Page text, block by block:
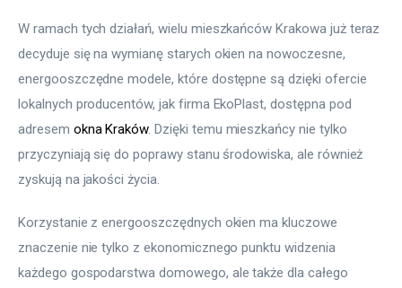
W ramach tych działań, wielu mieszkańców Krakowa już teraz
decyduje się na wymianę starych okien na nowoczesne,
energooszczędne modele, które dostępne są dzięki ofercie
lokalnych producentów, jak firma EkoPlast, dostępna pod
adresem okna Kraków. Dzięki temu mieszkańcy nie tylko
przyczyniają się do poprawy stanu środowiska, ale również
zyskują na jakości życia.
Korzystanie z energooszczędnych okien ma kluczowe
znaczenie nie tylko z ekonomicznego punktu widzenia
każdego gospodarstwa domowego, ale także dla całego